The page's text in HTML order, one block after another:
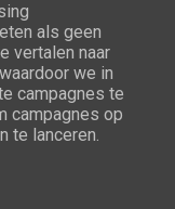
als geen
vertalen naar
we in
campagnes te
campagnes op
te lanceren.